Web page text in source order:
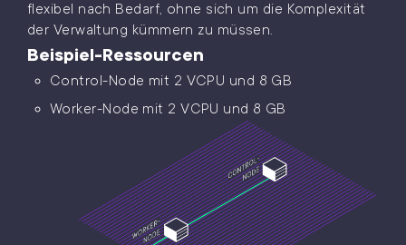
flexibel nach Bedarf, ohne sich um die Komplexität
der Verwaltung kümmern zu müssen.
Beispiel-Ressourcen
Control-Node mit 2 VCPU und 8 GB
Worker-Node mit 2 VCPU und 8 GB